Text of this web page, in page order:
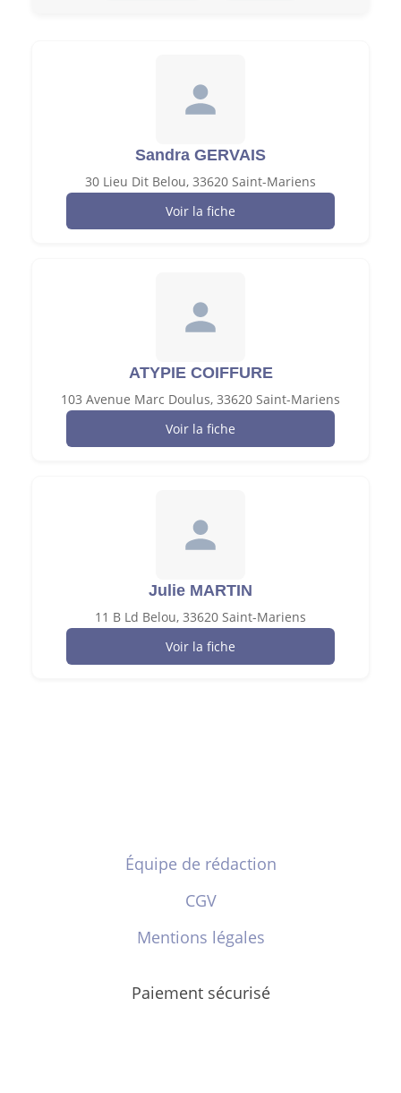
Sandra GERVAIS
30 Lieu Dit Belou, 33620 Saint-Mariens
Voir la fiche
ATYPIE COIFFURE
103 Avenue Marc Doulus, 33620 Saint-Mariens
Voir la fiche
Julie MARTIN
11 B Ld Belou, 33620 Saint-Mariens
Voir la fiche
Équipe de rédaction
CGV
Mentions légales
Paiement sécurisé